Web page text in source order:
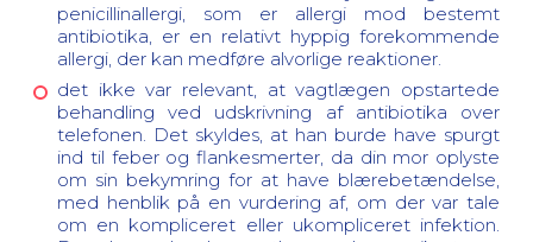
penicillinallergi, som er allergi mod bestemt
antibiotika, er en relativt hyppig forekommende
allergi, der kan medføre alvorlige reaktioner.
det ikke var relevant, at vagtlægen opstartede
behandling ved udskrivning af antibiotika over
telefonen. Det skyldes, at han burde have spurgt
ind til feber og flankesmerter, da din mor oplyste
om sin bekymring for at have blærebetændelse,
med henblik på en vurdering af, om der var tale
om en kompliceret eller ukompliceret infektion.